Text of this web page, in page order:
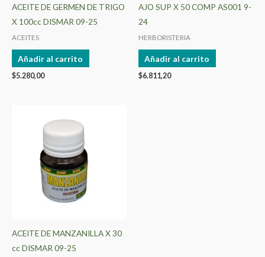
ACEITE DE GERMEN DE TRIGO
X 100cc DISMAR 09-25
ACEITES
Añadir al carrito
$5.280,00
AJO SUP X 50 COMP AS001 9-
24
HERBORISTERIA
Añadir al carrito
$6.811,20
ACEITE DE MANZANILLA X 30
cc DISMAR 09-25